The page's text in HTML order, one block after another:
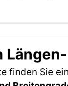
finden Sie